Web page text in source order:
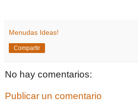
Menudas Ideas!
Compartir
No hay comentarios:
Publicar un comentario